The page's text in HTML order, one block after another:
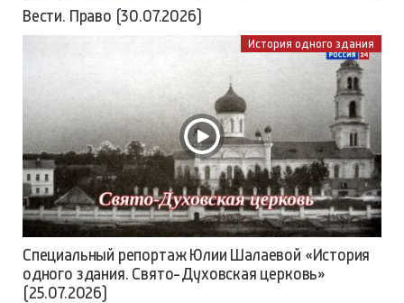
Вести. Право (30.07.2026)
История одного здания
Специальный репортаж Юлии Шалаевой «История
одного здания. Свято-Духовская церковь»
(25.07.2026)